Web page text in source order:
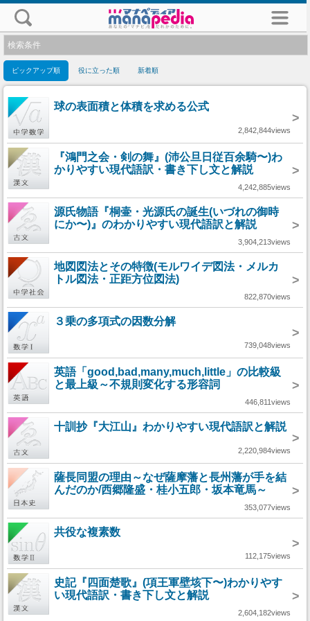
検索条件
ピックアップ順 役に立った順 新着順
球の表面積と体積を求める公式
>
2,842,844views
『鴻門之会・剣の舞』(沛公旦日従百余騎〜)わ
かりやすい現代語訳・書き下し文と解説
>
4,242,885views
源氏物語『桐壷・光源氏の誕生(いづれの御時
にか〜)』のわかりやすい現代語訳と解説
>
3,904,213views
地図図法とその特徴(モルワイデ図法・メルカ
トル図法・正距方位図法)
>
822,870views
３乗の多項式の因数分解
>
739,048views
英語「good,bad,many,much,little」の比較級
と最上級～不規則変化する形容詞
>
446,811views
十訓抄『大江山』わかりやすい現代語訳と解説
>
2,220,984views
薩長同盟の理由～なぜ薩摩藩と長州藩が手を結
んだのか/西郷隆盛・桂小五郎・坂本竜馬～
>
353,077views
共役な複素数
>
112,175views
史記『四面楚歌』(項王軍壁垓下〜)わかりやす
い現代語訳・書き下し文と解説
>
2,604,182views